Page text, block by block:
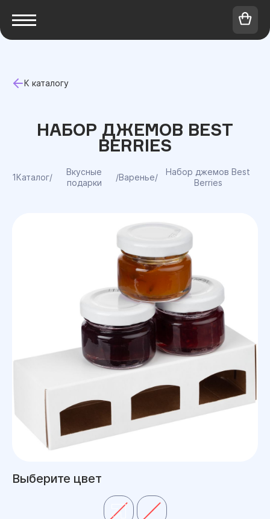
К каталогу
НАБОР ДЖЕМОВ BEST
BERRIES
1Каталог/
Вкусные
подарки
/Варенье/
Набор джемов Best
Berries
Выберите цвет